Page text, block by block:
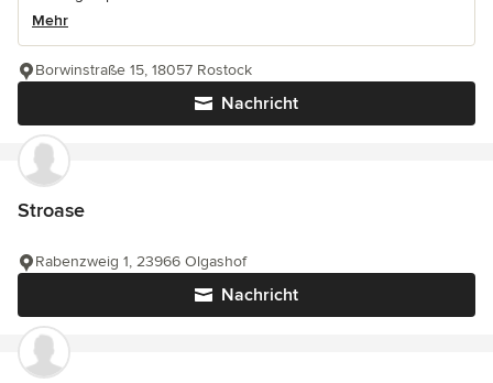
Mehr
Nachricht
Borwinstraße 15, 18057 Rostock
Stroase
Nachricht
Rabenzweig 1, 23966 Olgashof